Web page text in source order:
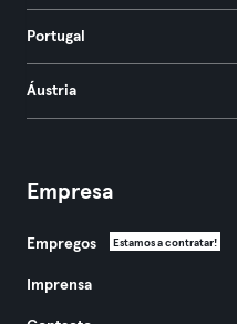
Portugal
Áustria
Empresa
Empregos Estamos a contratar!
Imprensa